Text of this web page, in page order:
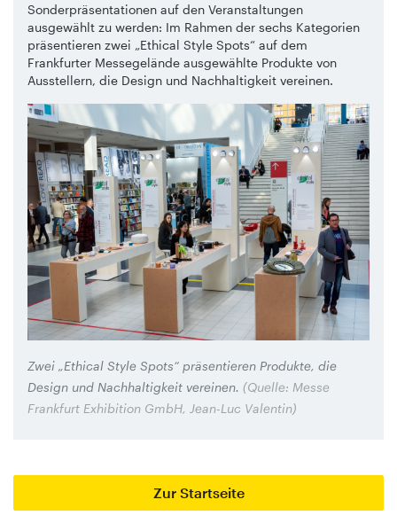
Sonderpräsentationen auf den Veranstaltungen
ausgewählt zu werden: Im Rahmen der sechs Kategorien
präsentieren zwei „Ethical Style Spots“ auf dem
Frankfurter Messegelände ausgewählte Produkte von
Ausstellern, die Design und Nachhaltigkeit vereinen.
Zwei „Ethical Style Spots“ präsentieren Produkte, die
Design und Nachhaltigkeit vereinen. (Quelle: Messe
Frankfurt Exhibition GmbH, Jean-Luc Valentin)
Zur Startseite